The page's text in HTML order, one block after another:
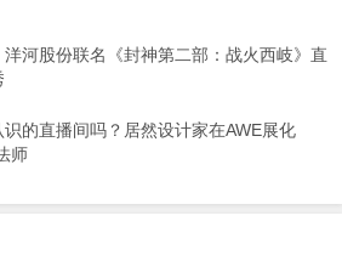
河股份联名《封神第二部：战火西岐》直
的直播间吗？居然设计家在AWE展化
师